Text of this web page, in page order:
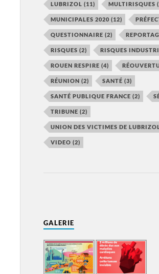
LUBRIZOL (11) MULTIRISQUES
MUNICIPALES 2020 (12)
QUESTIONNAIRE (2)
RISQUES (2) RISQUES
ROUEN RESPIRE (4)
RÉUNION (2) SANTÉ (3)
SANTÉ PUBLIQUE FRANCE (2)
TRIBUNE (2)
UNION DES VICTIMES DE
VIDEO (2)
GALERIE